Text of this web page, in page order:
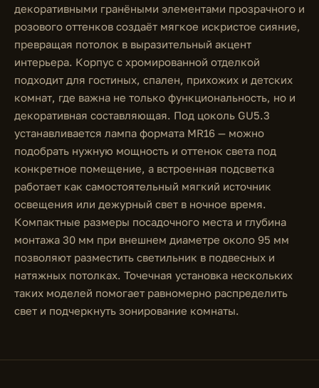
декоративными гранёными элементами прозрачного и
розового оттенков создаёт мягкое искристое сияние,
превращая потолок в выразительный акцент
интерьера. Корпус с хромированной отделкой
подходит для гостиных, спален, прихожих и детских
комнат, где важна не только функциональность, но и
декоративная составляющая. Под цоколь GU5.3
устанавливается лампа формата MR16 — можно
подобрать нужную мощность и оттенок света под
конкретное помещение, а встроенная подсветка
работает как самостоятельный мягкий источник
освещения или дежурный свет в ночное время.
Компактные размеры посадочного места и глубина
монтажа 30 мм при внешнем диаметре около 95 мм
позволяют разместить светильник в подвесных и
натяжных потолках. Точечная установка нескольких
таких моделей помогает равномерно распределить
свет и подчеркнуть зонирование комнаты.